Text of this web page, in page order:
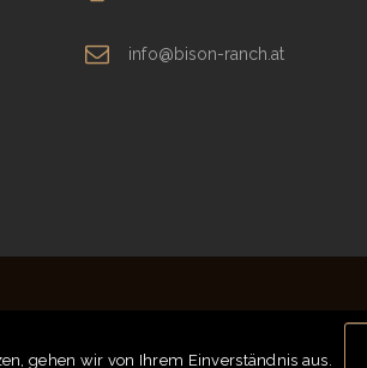
info@bison-ranch.at
gehen wir von Ihrem Einverständnis aus.